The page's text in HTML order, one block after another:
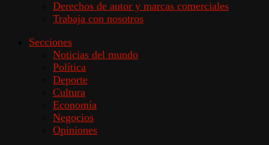
Derechos de autor y marcas comerciales
Trabaja con nosotros
Secciones
Noticias del mundo
Política
Deporte
Cultura
Economía
Negocios
Opiniones